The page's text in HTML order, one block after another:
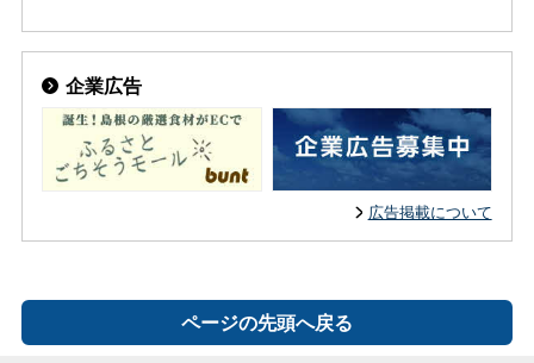
企業広告
広告掲載について
ページの先頭へ戻る